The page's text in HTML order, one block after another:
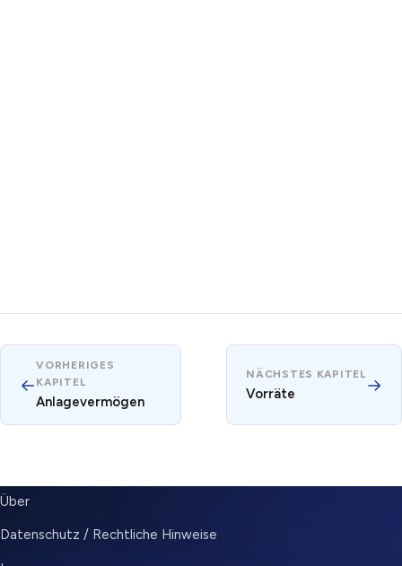
←
VORHERIGES
KAPITEL
Anlagevermögen
NÄCHSTES KAPITEL
Vorräte →
SUBMENU
Über
Datenschutz / Rechtliche Hinweise